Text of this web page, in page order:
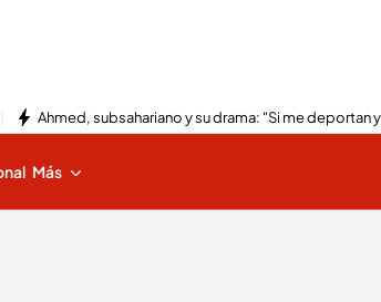
Ahmed, subsahariano y su drama: "Si me deportan
Más